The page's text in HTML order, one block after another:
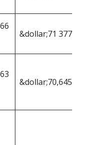
&dollar;71 377
&dollar;70,645